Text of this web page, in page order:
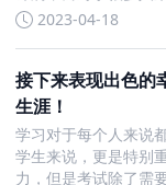
的路上，人人都是平
2023-04-18
接下来表现出色的
生涯！
学习对于每个人来说
学生来说，更是特别
力，但是考试除了需